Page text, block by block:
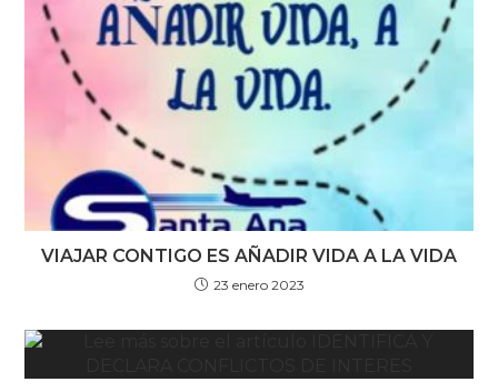
VIAJAR CONTIGO ES AÑADIR VIDA A LA VIDA
23 enero 2023